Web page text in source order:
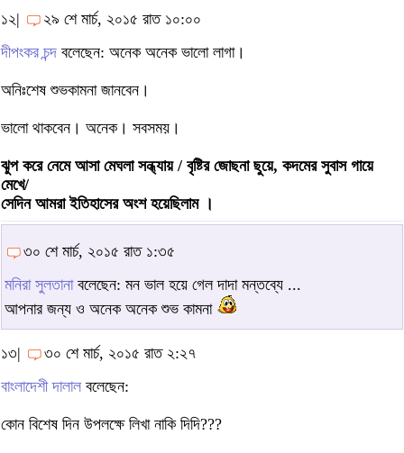
১২|
২৯ শে মার্চ, ২০১৫ রাত ১০:০০
দীপংকর চন্দ বলেছেন: অনেক অনেক ভালো লাগা।
অনিঃশেষ শুভকামনা জানবেন।
ভালো থাকবেন। অনেক। সবসময়।
ঝুপ করে নেমে আসা মেঘলা সন্ধ্যায় / বৃষ্টির জোছনা ছুয়ে, কদমের সুবাস গায়ে
মেখে/
সেদিন আমরা ইতিহাসের অংশ হয়েছিলাম ।
৩০ শে মার্চ, ২০১৫ রাত ১:৩৫
মনিরা সুলতানাবলেছেন: মন ভাল হয়ে গেল দাদা মন্তব্যে ...
আপনার জন্য ও অনেক অনেক শুভ কামনা
১৩|
৩০ শে মার্চ, ২০১৫ রাত ২:২৭
বাংলাদেশী দালাল বলেছেন:
কোন বিশেষ দিন উপলক্ষে লিখা নাকি দিদি???